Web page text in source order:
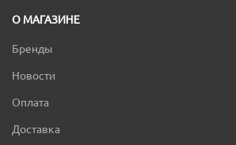
О МАГАЗИНЕ
Бренды
Новости
Оплата
Доставка